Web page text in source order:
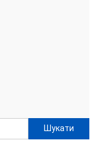
Пошук: